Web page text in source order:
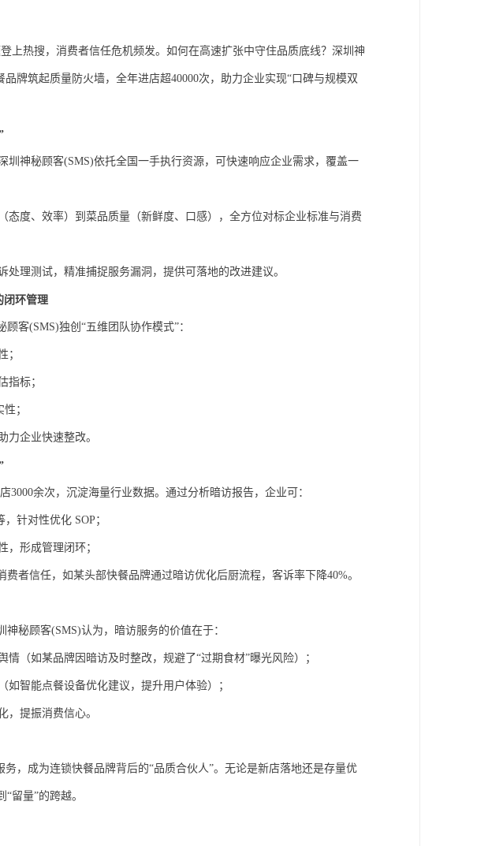
上热搜，消费者信任危机频发。如何在高速扩张中守住品质底线？深圳神
牌筑起质量防火墙，全年进店超40000次，助力企业实现“口碑与规模双
圳神秘顾客(SMS)依托全国一手执行资源，可快速响应企业需求，覆盖一
态度、效率）到菜品质量（新鲜度、口感），全方位对标企业标准与消费
理测试，精准捕捉服务漏洞，提供可落地的改进建议。
闭环管理
客(SMS)独创“五维团队协作模式”：
；
指标；
；
力企业快速整改。
3000余次，沉淀海量行业数据。通过分析暗访报告，企业可：
针对性优化 SOP；
，形成管理闭环；
费者信任，如某头部快餐品牌通过暗访优化后厨流程，客诉率下降40%。
秘顾客(SMS)认为，暗访服务的价值在于：
情（如某品牌因暗访及时整改，规避了“过期食材”曝光风险）；
智能点餐设备优化建议，提升用户体验）；
，提振消费信心。
，成为连锁快餐品牌背后的“品质合伙人”。无论是新店落地还是存量优
留量”的跨越。